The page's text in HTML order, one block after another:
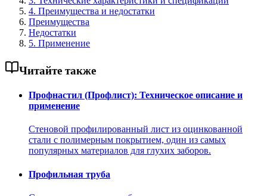
4. Преимущества и недостатки
Преимущества
Недостатки
5. Применение
Читайте также
Профнастил (Профлист): Техническое описание и
применение
Стеновой профилированный лист из оцинкованной
стали с полимерным покрытием, один из самых
популярных материалов для глухих заборов.
Профильная труба